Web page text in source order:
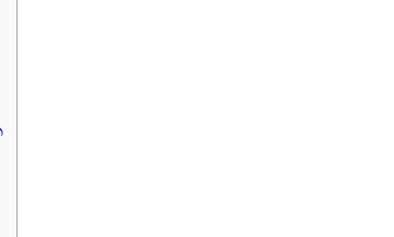
・弟・姉・地元・高校・歴代彼女